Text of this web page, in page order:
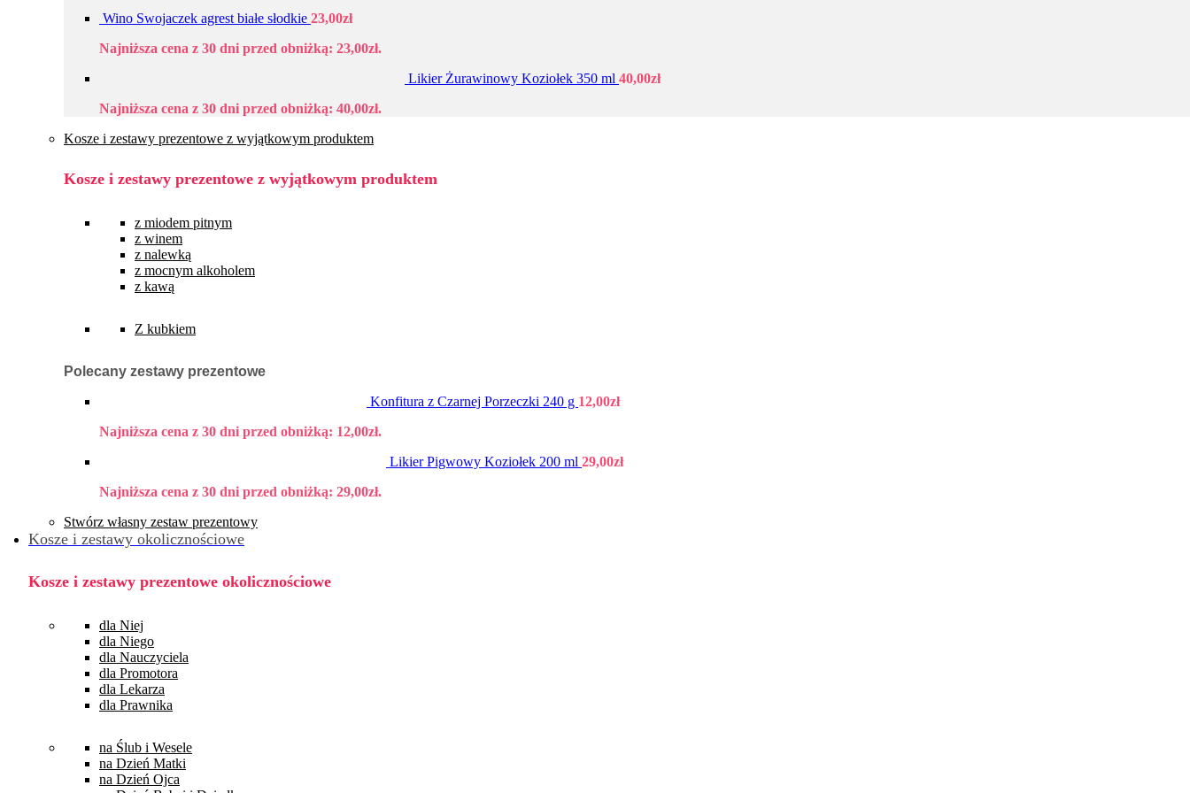
Wino Swojaczek agrest białe słodkie 23,00zł
Najniższa cena z 30 dni przed obniżką: 23,00zł.
Likier Żurawinowy Koziołek 350 ml 40,00zł
Najniższa cena z 30 dni przed obniżką: 40,00zł.
Kosze i zestawy prezentowe z wyjątkowym produktem
Kosze i zestawy prezentowe z wyjątkowym produktem
z miodem pitnym
z winem
z nalewką
z mocnym alkoholem
z kawą
Z kubkiem
Polecany zestawy prezentowe
Konfitura z Czarnej Porzeczki 240 g 12,00zł
Najniższa cena z 30 dni przed obniżką: 12,00zł.
Likier Pigwowy Koziołek 200 ml 29,00zł
Najniższa cena z 30 dni przed obniżką: 29,00zł.
Stwórz własny zestaw prezentowy
Kosze i zestawy okolicznościowe
Kosze i zestawy prezentowe okolicznościowe
dla Niej
dla Niego
dla Nauczyciela
dla Promotora
dla Lekarza
dla Prawnika
na Ślub i Wesele
na Dzień Matki
na Dzień Ojca